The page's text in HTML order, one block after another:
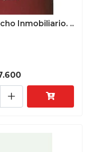
Inmobiliario. ..
+